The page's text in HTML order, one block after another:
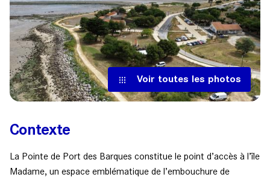
Voir toutes les photos
Contexte
La Pointe de Port des Barques constitue le point d’accès à l’île
Madame, un espace emblématique de l’embouchure de